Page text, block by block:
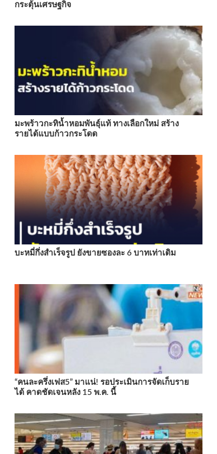
กระตุ้นเศรษฐกิจ
มะพร้าวกะทิน้ำหอมพันธุ์แท้ ทางเลือกใหม่ สร้าง
รายได้แบบก้าวกระโดด
บะหมี่กึ่งสำเร็จรูป ยังขายซองละ 6 บาทเท่าเดิม
“คนละครึ่งเฟส5” มาแน่! รอประเมินการจัดเก็บราย
ได้ คาดชัดเจนหลัง 15 พ.ค. นี้